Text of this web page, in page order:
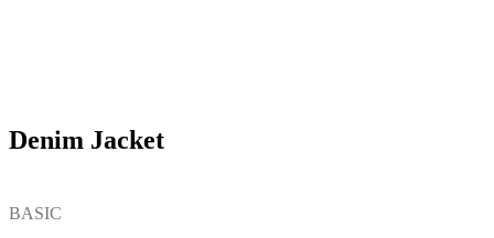
Denim Jacket
BASIC